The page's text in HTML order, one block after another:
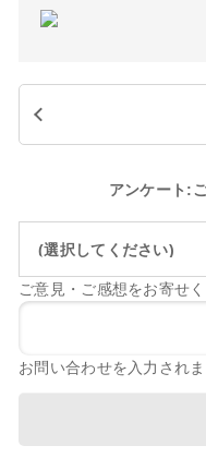
アンケート:
(選択してください)
ご意見・ご感想をお寄せ
お問い合わせを入力され